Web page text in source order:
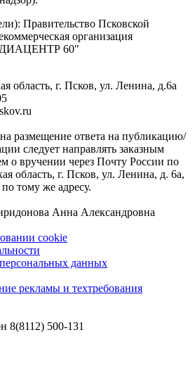
Правительство Псковской
организация
60"
область, г. Псков, ул. Ленина, д.6а
размещение ответа на публикацию/
следует направлять заказным
о вручении через Почту России по
область, г. Псков, ул. Ленина, д. 6а,
тому же адресу.
Анна Александровна
cookie
данных
рекламы и техтребования
8(8112) 500-131